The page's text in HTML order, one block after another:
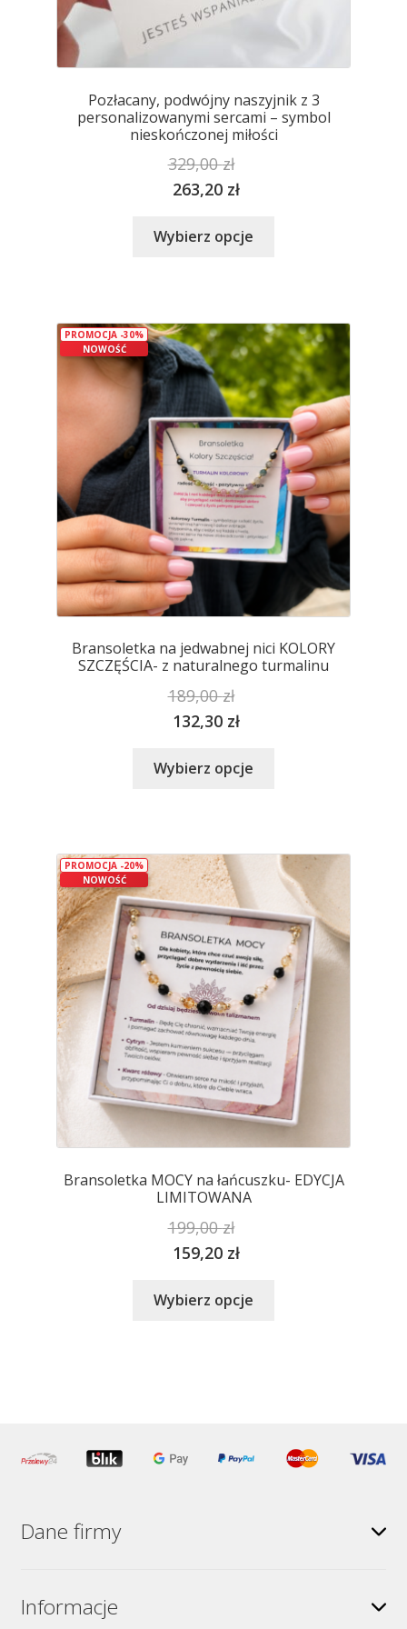
Pozłacany, podwójny naszyjnik z 3
personalizowanymi sercami – symbol
nieskończonej miłości
329,00zł
263,20 zł
Wybierz opcje
Opcje
można
wybrać
na
stronie
produktu
NOWOŚĆ
PROMOCJA -30%
Bransoletka na jedwabnej nici KOLORY
SZCZĘŚCIA- z naturalnego turmalinu
189,00zł
132,30 zł
Wybierz opcje
wariantów.
Opcje
można
wybrać
na
stronie
produktu
NOWOŚĆ
PROMOCJA -20%
Bransoletka MOCY na łańcuszku- EDYCJA
LIMITOWANA
199,00zł
159,20 zł
Wybierz opcje
wybrać
na
Dane firmy
Informacje